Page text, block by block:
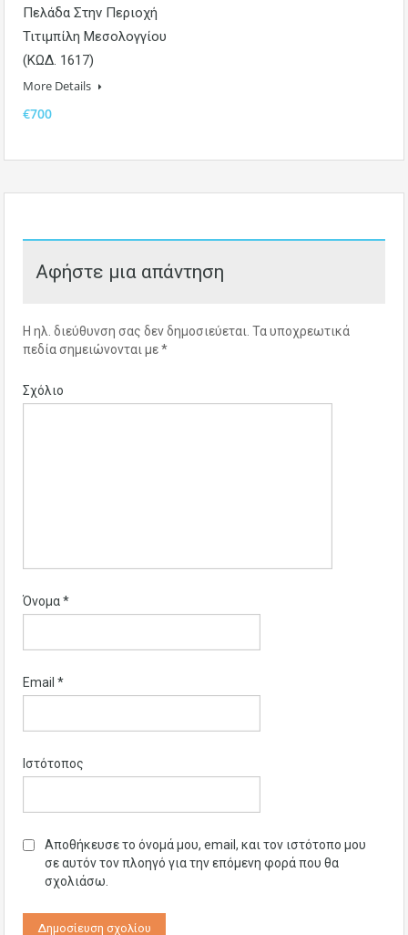
Πελάδα Στην Περιοχή
Τιτιμπίλη Μεσολογγίου
(ΚΩΔ. 1617)
More Details
€700
Αφήστε μια απάντηση
Η ηλ. διεύθυνση σας δεν δημοσιεύεται. Τα υποχρεωτικά
πεδία σημειώνονται με*
Σχόλιο
Όνομα*
Email *
Ιστότοπος
Αποθήκευσε το όνομά μου, email, και τον ιστότοπο μου
σε αυτόν τον πλοηγό για την επόμενη φορά που θα
σχολιάσω.